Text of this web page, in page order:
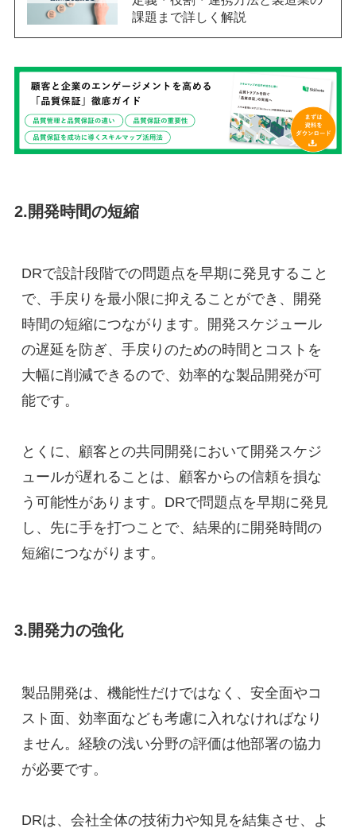
課題まで詳しく解説
2.開発時間の短縮
DRで設計段階での問題点を早期に発見すること
で、手戻りを最小限に抑えることができ、開発
時間の短縮につながります。開発スケジュール
の遅延を防ぎ、手戻りのための時間とコストを
大幅に削減できるので、効率的な製品開発が可
能です。
とくに、顧客との共同開発において開発スケジ
ュールが遅れることは、顧客からの信頼を損な
う可能性があります。DRで問題点を早期に発見
し、先に手を打つことで、結果的に開発時間の
短縮につながります。
3.開発力の強化
製品開発は、機能性だけではなく、安全面やコ
スト面、効率面なども考慮に入れなければなり
ません。経験の浅い分野の評価は他部署の協力
が必要です。
DRは、会社全体の技術力や知見を結集させ、よ